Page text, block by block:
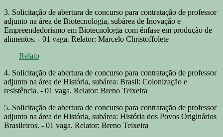
3. Solicitação de abertura de concurso para contratação de professor
adjunto na área de Biotecnologia, subárea de Inovação e
Empreendedorismo em Biotecnologia com ênfase em produção de
alimentos. - 01 vaga. Relator: Marcelo Christoffolete
Relato
4. Solicitação de abertura de concurso para contratação de professor
adjunto na área de História, subárea: Brasil: Colonização e
resistência. - 01 vaga. Relator: Breno Teixeira
5. Solicitação de abertura de concurso para contratação de professor
adjunto na área de História, subárea: História dos Povos Originários
Brasileiros. - 01 vaga. Relator: Breno Teixeira